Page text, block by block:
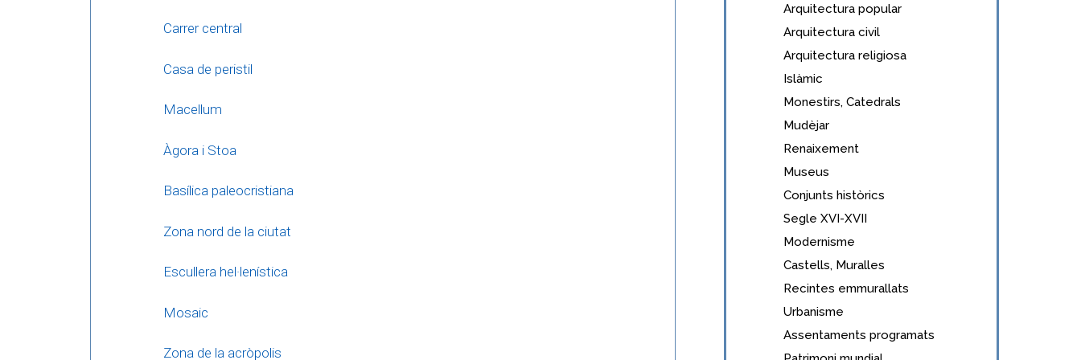
Carrer central
Casa de peristil
Macellum
Àgora i Stoa
Basílica paleocristiana
Zona nord de la ciutat
Escullera hel·lenística
Mosaic
Zona de la acròpolis
Arquitectura popular
Arquitectura civil
Arquitectura religiosa
Islàmic
Monestirs, Catedrals
Mudèjar
Renaixement
Museus
Conjunts històrics
Segle XVI-XVII
Modernisme
Castells, Muralles
Recintes emmurallats
Urbanisme
Assentaments programats